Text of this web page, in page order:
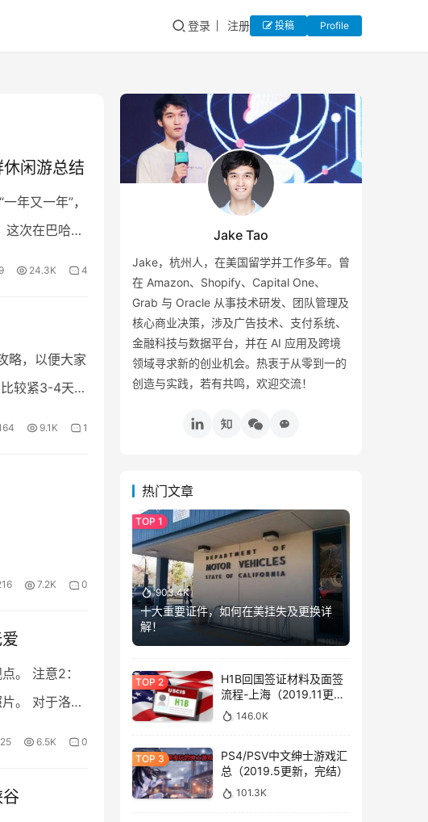
登录 注册 投稿 Profile
闲游总结
年又一年”，
次在巴哈马
24.3K 4
略，以便大家
较紧3-4天也
9.1K 1
7.2K 0
。 注意2：
。 对于洛城
6.5K 0
Jake Tao
Jake，杭州人，在美国留学并工作多年。曾
在 Amazon、Shopify、Capital One、
Grab 与 Oracle 从事技术研发、团队管理及
核心商业决策，涉及广告技术、支付系统、
金融科技与数据平台，并在 AI 应用及跨境
领域寻求新的创业机会。热衷于从零到一的
创造与实践，若有共鸣，欢迎交流！
热门文章
903.4K
十大重要证件，如何在美挂失及更换详
解！
H1B回国签证材料及面签
流程-上海（2019.11更
新）146.0K
PS4/PSV中文绅士游戏汇
总（2019.5更新，完结）
101.3K